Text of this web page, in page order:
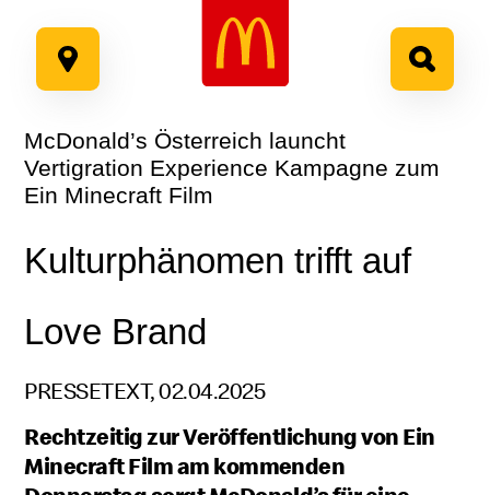
Inhalt
springen
McDonald’s Österreich launcht
Vertigration Experience Kampagne zum
Ein Minecraft Film
Kulturphänomen trifft auf
Love Brand
PRESSETEXT, 02.04.2025
Rechtzeitig zur Veröffentlichung von Ein
Minecraft Film am kommenden